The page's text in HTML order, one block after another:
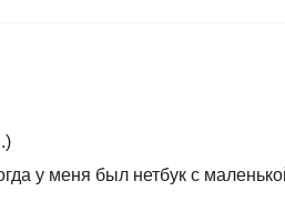
у меня был нетбук с